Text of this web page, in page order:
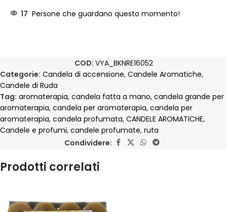
17 Persone che guardano questo momento!
COD: VYA_BKNRE16052
Categorie: Candela di accensione, Candele Aromatiche,
Candele di Ruda
Tag: aromaterapia, candela fatta a mano, candela grande per
aromaterapia, candela per aromaterapia, candela per
aromaterapia, candela profumata, CANDELE AROMATICHE,
Candele e profumi, candele profumate, ruta
Condividere:
Prodotti correlati